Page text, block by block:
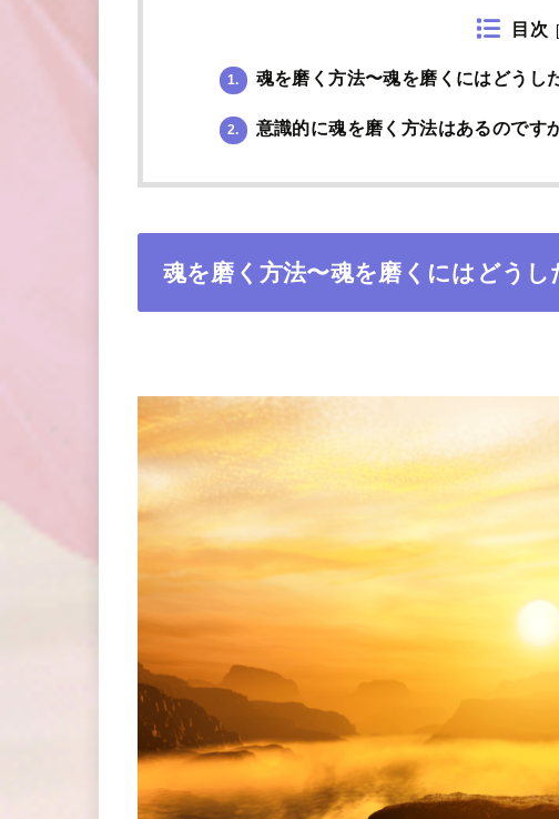
目次
1. 魂を磨く方法〜魂を磨くにはどうし
2. 意識的に魂を磨く方法はあるのです
魂を磨く方法〜魂を磨くにはどうし